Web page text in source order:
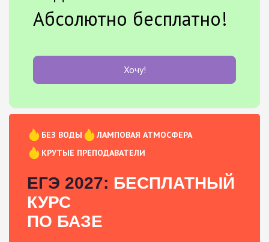
Абсолютно бесплатно!
Хочу!
БЕЗ ВОДЫ
ЛАМПОВАЯ АТМОСФЕРА
КРУТЫЕ ПРЕПОДАВАТЕЛИ
ЕГЭ 2027: БЕСПЛАТНЫЙ
КУРС
ПО БАЗЕ